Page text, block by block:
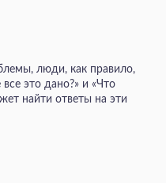
люди, как правило,
это дано?» и «Что
найти ответы на эти